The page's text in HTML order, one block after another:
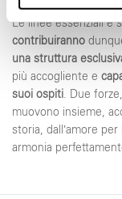
informazioni sul
nostri partner che
pubblicità e social
con altre
raccolto dal suo
Le linee essenziali e
contribuiranno
una struttura
più accogliente e
suoi ospiti. Due
muovono insieme,
storia, dall’amore
armonia